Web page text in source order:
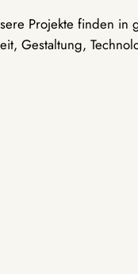
Projekte finden
Gestaltung,